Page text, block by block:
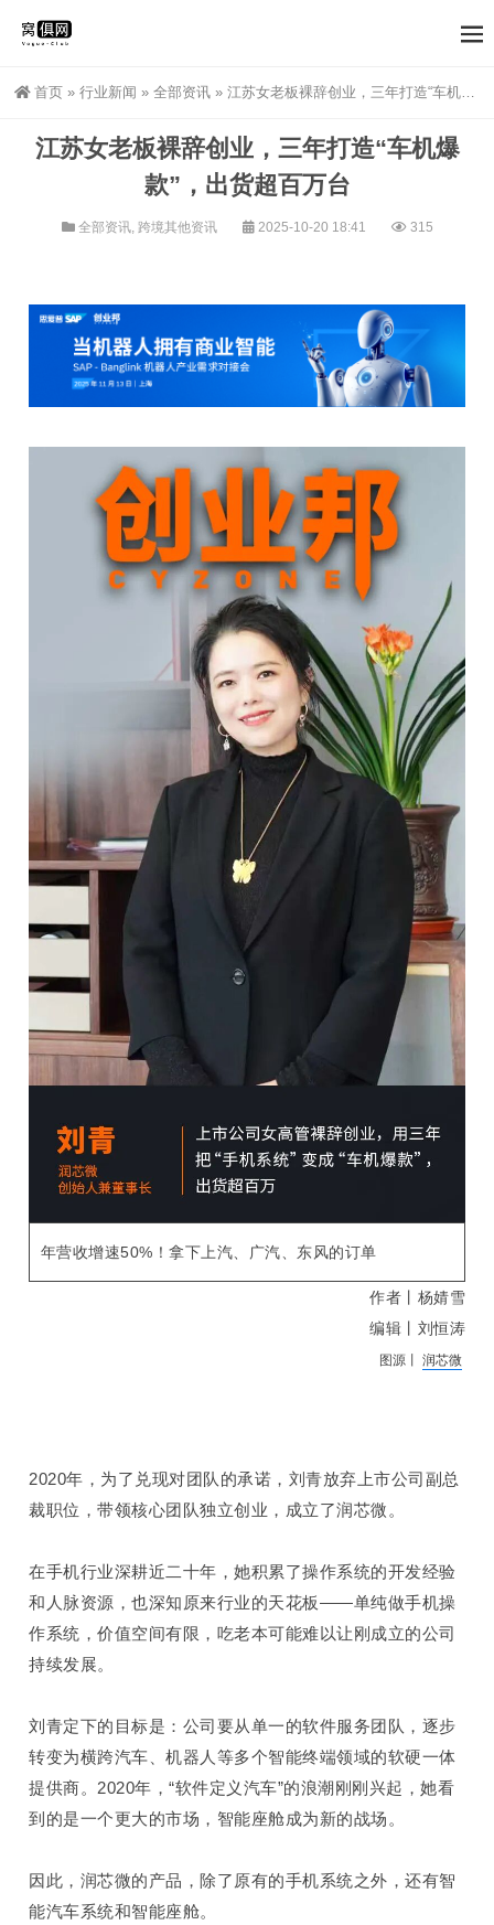
首页 » 行业新闻 » 全部资讯 » 江苏女老板裸辞创业，三年打造“车机爆款”，出货超百万台
江苏女老板裸辞创业，三年打造“车机爆
款”，出货超百万台
全部资讯, 跨境其他资讯 2025-10-20 18:41 315
年营收增速50% ！拿下上汽、广汽、东风的订单
作者丨杨婧雪
编辑丨刘恒涛
图源丨 润芯微
2020年，为了兑现对团队的承诺， 刘青放弃上市公司副总
裁职位，带领核心团队独立创业，成立了润芯微。
在手机行业深耕近二十年，她积累了操作系统的开发经验
和人脉资源，也深知原来行业的天花板——单纯做手机操
作系统，价值空间有限，吃老本可能难以让刚成立的公司
持续发展。
刘青定下的目标是：公司要从单一的软件服务团队，逐步
转变为横跨汽车、机器人等多个智能终端领域的软硬一体
提供商。 2020年，“软件定义汽车”的浪潮刚刚兴起，她看
到的是一个更大的市场，智能座舱成为新的战场。
因此，润芯微的产品，除了原有的手机系统之外，还有智
能汽车系统和智能座舱。